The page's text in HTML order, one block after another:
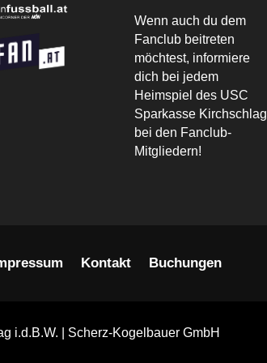
Wenn auch du dem
Fanclub beitreten
möchtest, informiere
dich bei jedem
Heimspiel des USC
Sparkasse Kirchschlag
bei den Fanclub-
Mitgliedern!
Kontakt Buchungen
i.d.B.W. | Scherz-Kogelbauer GmbH